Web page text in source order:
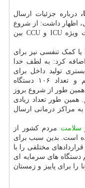
درباره جزئیات ارسال
اظهار داشت: از شروع
بروز کرونا تابحال بیش از هزار و ۵۵ تخت ویژه ICU و CCU بین
وی با اعلان اینکه حدود ۲۹۰ دستگاه BIPAp یا کمک تنفسی نیز برای
اضافه کرد: به لطف خدا
تخت و تشک بستری تولید داخل برای
دانشگاه های علوم پزشکی ارسال کردیم و تعداد ۱۰۶ دستگاه
کردیم. همین طور از شروع بروز
کردیم. همین طور تعداد زیادی
مراکز درمانی ارسال
سلامت مردم کشور از
است. بدین سبب برای
مختلفی را با
دستگاه های سرمایه ای
را برای پاییز و زمستان